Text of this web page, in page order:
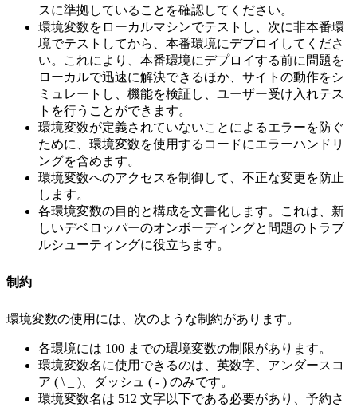
スに準拠していることを確認してください。
環境変数をローカルマシンでテストし、次に非本番環
境でテストしてから、本番環境にデプロイしてくださ
い。これにより、本番環境にデプロイする前に問題を
ローカルで迅速に解決できるほか、サイトの動作をシ
ミュレートし、機能を検証し、ユーザー受け入れテス
トを行うことができます。
環境変数が定義されていないことによるエラーを防ぐ
ために、環境変数を使用するコードにエラーハンドリ
ングを含めます。
環境変数へのアクセスを制御して、不正な変更を防止
します。
各環境変数の目的と構成を文書化します。これは、新
しいデベロッパーのオンボーディングと問題のトラブ
ルシューティングに役立ちます。
制約
環境変数の使用には、次のような制約があります。
各環境には 100 までの環境変数の制限があります。
環境変数名に使用できるのは、英数字、アンダースコ
ア ( \ _ )、ダッシュ ( - ) のみです。
環境変数名は 512 文字以下である必要があり、予約さ